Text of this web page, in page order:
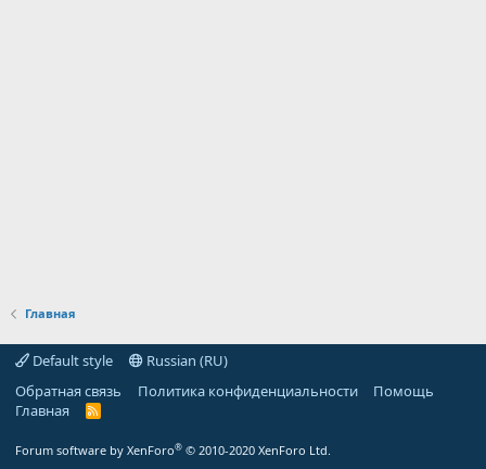
Главная
Default style
Russian (RU)
Обратная связь
Политика конфиденциальности
Помощь
Главная
R
Forum software by XenForo® © 2010-2020 XenForo Ltd.